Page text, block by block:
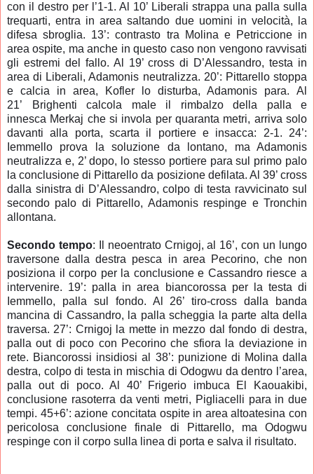
con il destro per l’1-1. Al 10’ Liberali strappa una palla sulla
trequarti, entra in area saltando due uomini in velocità, la
difesa sbroglia. 13’: contrasto tra Molina e Petriccione in
area ospite, ma anche in questo caso non vengono ravvisati
gli estremi del fallo. Al 19’ cross di D’Alessandro, testa in
area di Liberali, Adamonis neutralizza. 20’: Pittarello stoppa
e calcia in area, Kofler lo disturba, Adamonis para. Al
21’ Brighenti calcola male il rimbalzo della palla e
innesca Merkaj che si invola per quaranta metri, arriva solo
davanti alla porta, scarta il portiere e insacca: 2-1. 24’:
Iemmello prova la soluzione da lontano, ma Adamonis
neutralizza e, 2’ dopo, lo stesso portiere para sul primo palo
la conclusione di Pittarello da posizione defilata. Al 39’ cross
dalla sinistra di D’Alessandro, colpo di testa ravvicinato sul
secondo palo di Pittarello, Adamonis respinge e Tronchin
allontana.
Secondo tempo: Il neoentrato Crnigoj, al 16’, con un lungo
traversone dalla destra pesca in area Pecorino, che non
posiziona il corpo per la conclusione e Cassandro riesce a
intervenire. 19’: palla in area biancorossa per la testa di
Iemmello, palla sul fondo. Al 26’ tiro-cross dalla banda
mancina di Cassandro, la palla scheggia la parte alta della
traversa. 27’: Crnigoj la mette in mezzo dal fondo di destra,
palla out di poco con Pecorino che sfiora la deviazione in
rete. Biancorossi insidiosi al 38’: punizione di Molina dalla
destra, colpo di testa in mischia di Odogwu da dentro l’area,
palla out di poco. Al 40’ Frigerio imbuca El Kaouakibi,
conclusione rasoterra da venti metri, Pigliacelli para in due
tempi. 45+6’: azione concitata ospite in area altoatesina con
pericolosa conclusione finale di Pittarello, ma Odogwu
respinge con il corpo sulla linea di porta e salva il risultato.